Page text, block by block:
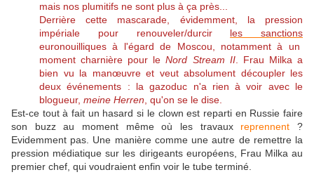
mais nos plumitifs ne sont plus à ça près...
Derrière cette mascarade, évidemment, la pression
impériale pour renouveler/durcir les sanctions
euronouilliques à l'égard de Moscou, notamment à un
moment charnière pour leNord Stream II. Frau Milka a
bien vu la manœuvre et veut absolument découplerles
deux événements : la gazoduc n'a rien à voir avec le
blogueur, meine Herren , qu'on se le dise.
Est-ce tout à fait un hasard si le clown est reparti en Russie faire
son buzz au moment même où les travaux reprennent ?
Evidemment pas. Une manière comme une autre de remettre la
pression médiatique sur les dirigeants européens, Frau Milka au
premier chef, qui voudraient enfin voir le tube terminé.